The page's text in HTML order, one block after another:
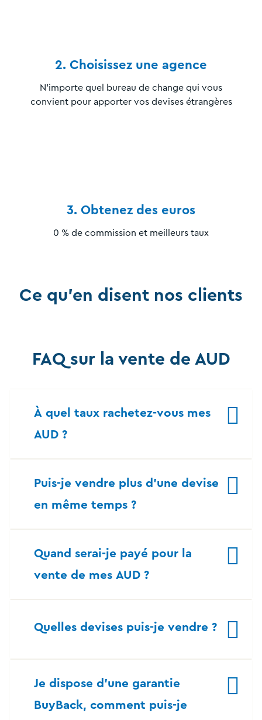
2. Choisissez une agence
N’importe quel bureau de change qui vous
convient pour apporter vos devises étrangères
3. Obtenez des euros
0 % de commission et meilleurs taux
Ce qu'en disent nos clients
FAQ sur la vente de AUD
À quel taux rachetez-vous mes
AUD ?
Puis-je vendre plus d’une devise
en même temps ?
Quand serai-je payé pour la
vente de mes AUD ?
Quelles devises puis-je vendre ?
Je dispose d’une garantie
BuyBack, comment puis-je